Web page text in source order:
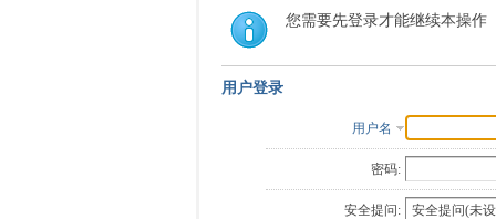
索
您需要先登录才能继续本操作
用户登录
用户名
密码:
安全提问: